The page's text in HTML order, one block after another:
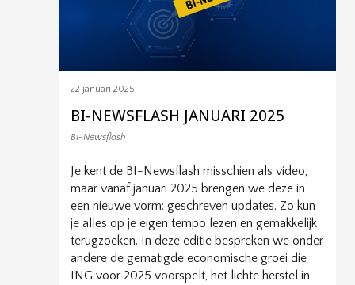
22 januari 2025
BI-NEWSFLASH JANUARI 2025
BI-Newsflash
Je kent de BI-Newsflash misschien als video,
maar vanaf januari 2025 brengen we deze in
een nieuwe vorm: geschreven updates. Zo kun
je alles op je eigen tempo lezen en gemakkelijk
terugzoeken. In deze editie bespreken we onder
andere de gematigde economische groei die
ING voor 2025 voorspelt, het lichte herstel in